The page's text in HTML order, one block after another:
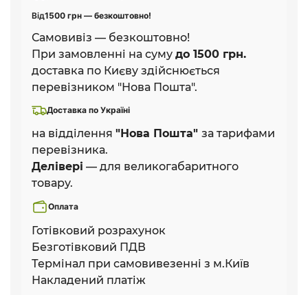
Від1500 грн — безкоштовно!
Самовивіз — безкоштовно!
При замовленні на суму до 1500 грн.
доставка по Києву здійснюється
перевізником "Нова Пошта".
Доставка по Україні
на відділення "Нова Пошта" за тарифами
перевізника.
Делівері — для великогабаритного
товару.
Оплата
Готівковий розрахунок
Безготівковий ПДВ
Термінал при самовивезенні з м.Київ
Накладений платіж